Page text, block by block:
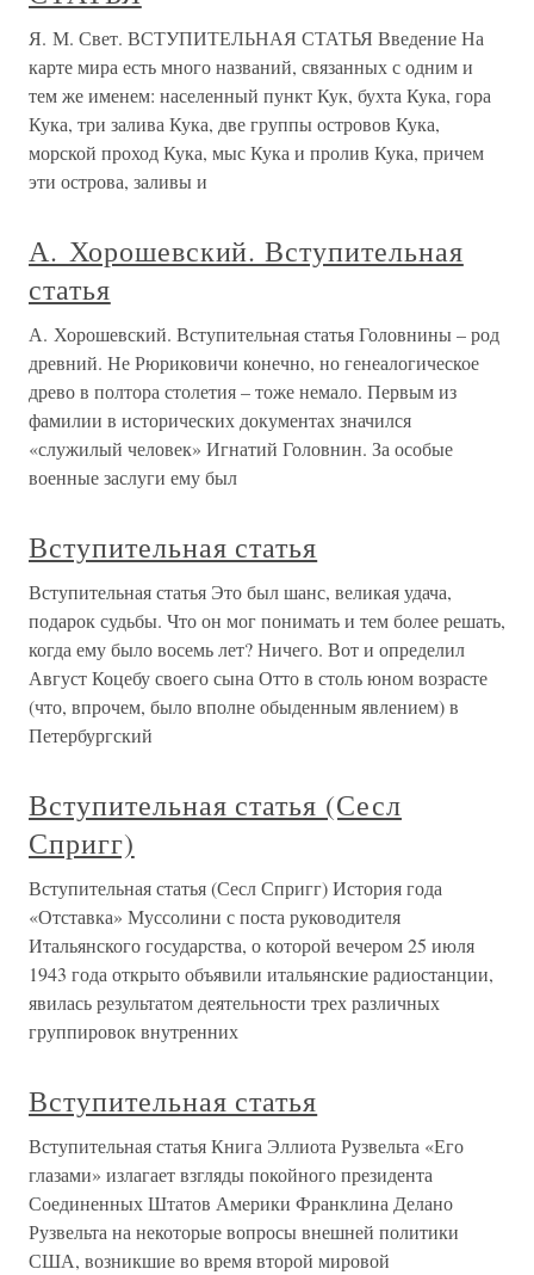
Я. М. Свет. ВСТУПИТЕЛЬНАЯ СТАТЬЯ Введение На
карте мира есть много названий, связанных с одним и
тем же именем: населенный пункт Кук, бухта Кука, гора
Кука, три залива Кука, две группы островов Кука,
морской проход Кука, мыс Кука и пролив Кука, причем
эти острова, заливы и
А. Хорошевский. Вступительная
статья
А. Хорошевский. Вступительная статья Головнины – род
древний. Не Рюриковичи конечно, но генеалогическое
древо в полтора столетия – тоже немало. Первым из
фамилии в исторических документах значился
«служилый человек» Игнатий Головнин. За особые
военные заслуги ему был
Вступительная статья
Вступительная статья Это был шанс, великая удача,
подарок судьбы. Что он мог понимать и тем более решать,
когда ему было восемь лет? Ничего. Вот и определил
Август Коцебу своего сына Отто в столь юном возрасте
(что, впрочем, было вполне обыденным явлением) в
Петербургский
Вступительная статья (Сесл
Спригг)
Вступительная статья (Сесл Спригг) История года
«Отставка» Муссолини с поста руководителя
Итальянского государства, о которой вечером 25 июля
1943 года открыто объявили итальянские радиостанции,
явилась результатом деятельности трех различных
группировок внутренних
Вступительная статья
Вступительная статья Книга Эллиота Рузвельта «Его
глазами» излагает взгляды покойного президента
Соединенных Штатов Америки Франклина Делано
Рузвельта на некоторые вопросы внешней политики
США, возникшие во время второй мировой